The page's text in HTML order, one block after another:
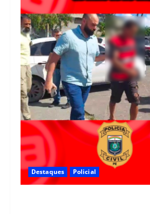
Destaques Policial